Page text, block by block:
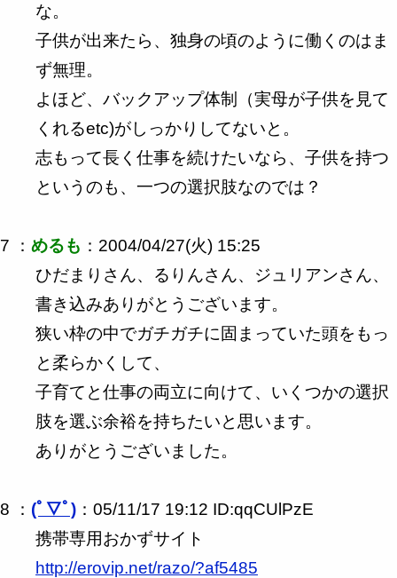
な。
子供が出来たら、独身の頃のように働くのはま
ず無理。
よほど、バックアップ体制（実母が子供を見て
くれるetc)がしっかりしてないと。
志もって長く仕事を続けたいなら、子供を持つ
というのも、一つの選択肢なのでは？
7 ： めるも ：2004/04/27(火) 15:25
ひだまりさん、るりんさん、ジュリアンさん、
書き込みありがとうございます。
狭い枠の中でガチガチに固まっていた頭をもっ
と柔らかくして、
子育てと仕事の両立に向けて、いくつかの選択
肢を選ぶ余裕を持ちたいと思います。
ありがとうございました。
8 ： (ﾟ▽ﾟ) ：05/11/17 19:12 ID:qqCUlPzE
携帯専用おかずサイト
http://erovip.net/razo/?af5485